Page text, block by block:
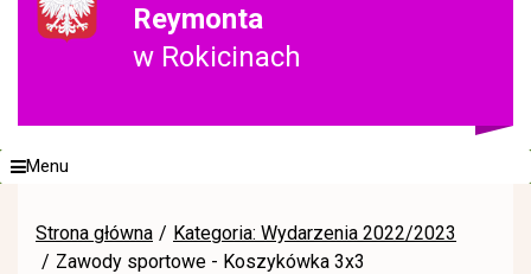
Reymonta
w Rokicinach
Menu
Strona główna
Kategoria: Wydarzenia 2022/2023
Zawody sportowe - Koszykówka 3x3